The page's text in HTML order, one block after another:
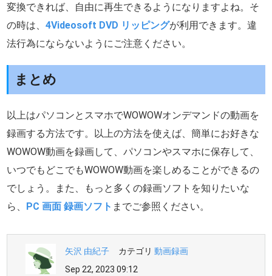
変換できれば、自由に再生できるようになりますよね。そ
の時は、4Videosoft DVD リッピングが利用できます。違
法行為にならないようにご注意ください。
まとめ
以上はパソコンとスマホでWOWOWオンデマンドの動画を
録画する方法です。以上の方法を使えば、簡単にお好きな
WOWOW動画を録画して、パソコンやスマホに保存して、
いつでもどこでもWOWOW動画を楽しめることができるの
でしょう。また、もっと多くの録画ソフトを知りたいな
ら、 PC 画面 録画ソフト までご参照ください。
矢沢 由紀子 カテゴリ動画録画
Sep 22, 2023 09:12